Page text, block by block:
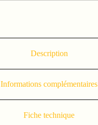
Description
Informations complémentaires
Fiche technique